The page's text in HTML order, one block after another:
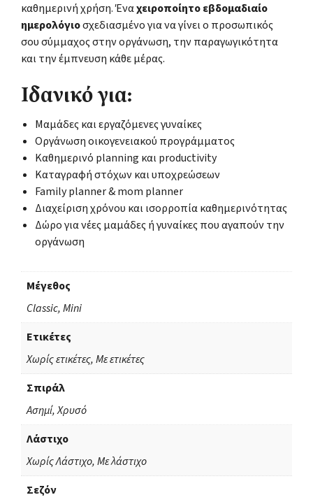
καθημερινή χρήση. Έναχειροποίητο εβδομαδιαίο
ημερολόγιοσχεδιασμένο για να γίνει ο προσωπικός
σου σύμμαχος στην οργάνωση, την παραγωγικότητα
και την έμπνευση κάθε μέρας.
Ιδανικό για:
Μαμάδες και εργαζόμενες γυναίκες
Οργάνωση οικογενειακού προγράμματος
Καθημερινό planning και productivity
Καταγραφή στόχων και υποχρεώσεων
Family planner & mom planner
Διαχείριση χρόνου και ισορροπία καθημερινότητας
Δώρο για νέες μαμάδες ή γυναίκες που αγαπούν την
οργάνωση
Μέγεθος
Classic, Mini
Ετικέτες
Χωρίς ετικέτες, Με ετικέτες
Σπιράλ
Ασημί, Χρυσό
Λάστιχο
Χωρίς Λάστιχο, Με λάστιχο
Σεζόν